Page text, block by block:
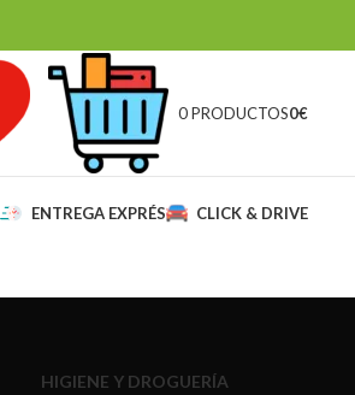
0 PRODUCTOS0€
ENTREGA EXPRÉS CLICK & DRIVE
HIGIENE Y DROGUERÍA